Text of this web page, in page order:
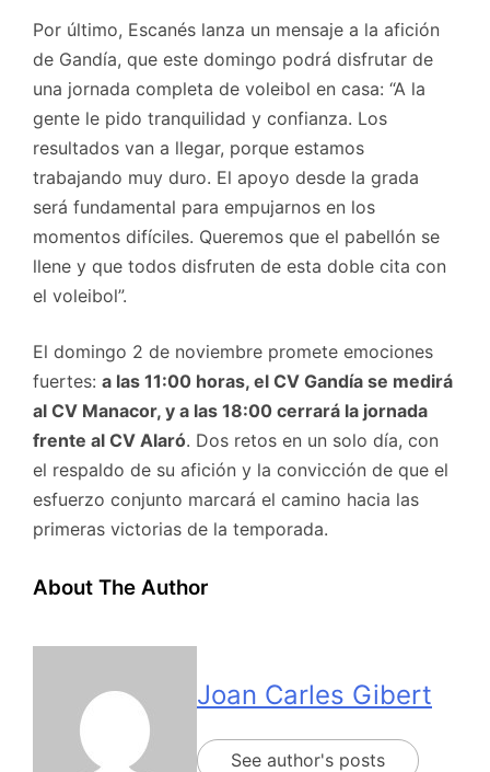
Por último, Escanés lanza un mensaje a la afición
de Gandía, que este domingo podrá disfrutar de
una jornada completa de voleibol en casa: “A la
gente le pido tranquilidad y confianza. Los
resultados van a llegar, porque estamos
trabajando muy duro. El apoyo desde la grada
será fundamental para empujarnos en los
momentos difíciles. Queremos que el pabellón se
llene y que todos disfruten de esta doble cita con
el voleibol”.
El domingo 2 de noviembre promete emociones
fuertes: a las 11:00 horas, el CV Gandía se medirá
al CV Manacor, y a las 18:00 cerrará la jornada
frente al CV Alaró. Dos retos en un solo día, con
el respaldo de su afición y la convicción de que el
esfuerzo conjunto marcará el camino hacia las
primeras victorias de la temporada.
About The Author
Joan Carles Gibert
See author's posts